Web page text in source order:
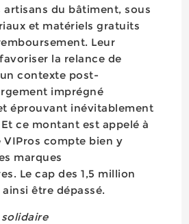
du bâtiment, sous
et matériels gratuits
Leur
la relance de
contexte post-
imprégné
éprouvant inévitablement
ce montant est appelé à
compte bien y
marques
Le cap des 1,5 million
être dépassé.